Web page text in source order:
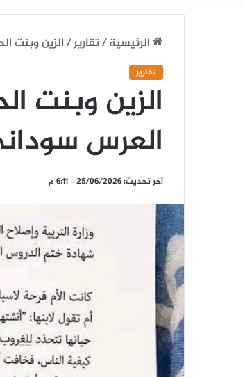
الرئيسية/تقارير/الزين وبنت
تقارير
الزين وبنت
العرس
آخر تحديث: 25/06/2026 - 6:11 م